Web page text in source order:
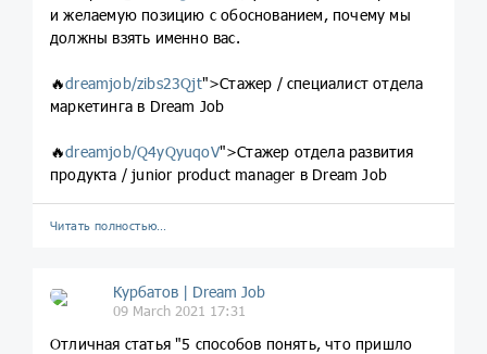
и желаемую позицию с обоснованием, почему мы
должны взять именно вас.
🔥dreamjob/zibs23Qjt">Стажер / специалист отдела
маркетинга в Dream Job
🔥dreamjob/Q4yQyuqoV">Стажер отдела развития
продукта / junior product manager в Dream Job
Читать полностью…
Курбатов | Dream Job
09 March 2021 17:31
Отличная статья "5 способов понять, что пришло